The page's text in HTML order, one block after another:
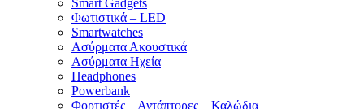
Smart Gadgets
Φωτιστικά – LED
Smartwatches
Ασύρματα Ακουστικά
Ασύρματα Ηχεία
Headphones
Powerbank
Φορτιστές – Αντάπτορες – Καλώδια